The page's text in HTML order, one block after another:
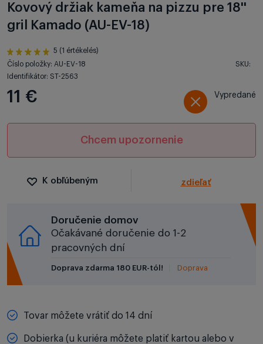
Kovový držiak kameňa na pizzu pre 18''
gril Kamado (AU-EV-18)
5 (1 értékelés)
Číslo položky: AU-EV-18
SKU:
Identifikátor: ST-2563
11 € Vypredané
Chcem upozornenie
K obľúbeným zdieľať
Doručenie domov
Očakávané doručenie do 1-2
pracovných dní
Doprava zdarma 180 EUR-tól! Doprava
Tovar môžete vrátiť do 14 dní
Dobierka (u kuriéra môžete platiť kartou alebo v